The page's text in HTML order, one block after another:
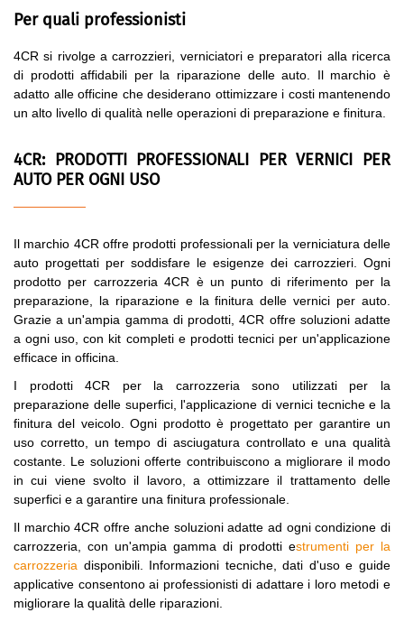
Per quali professionisti
4CR si rivolge a carrozzieri, verniciatori e preparatori alla ricerca
di prodotti affidabili per la riparazione delle auto. Il marchio è
adatto alle officine che desiderano ottimizzare i costi mantenendo
un alto livello di qualità nelle operazioni di preparazione e finitura.
4CR: PRODOTTI PROFESSIONALI PER VERNICI PER
AUTO PER OGNI USO
Il marchio 4CR offre prodotti professionali per la verniciatura delle
auto progettati per soddisfare le esigenze dei carrozzieri. Ogni
prodotto per carrozzeria 4CR è un punto di riferimento per la
preparazione, la riparazione e la finitura delle vernici per auto.
Grazie a un'ampia gamma di prodotti, 4CR offre soluzioni adatte
a ogni uso, con kit completi e prodotti tecnici per un'applicazione
efficace in officina.
I prodotti 4CR per la carrozzeria sono utilizzati per la
preparazione delle superfici, l'applicazione di vernici tecniche e la
finitura del veicolo. Ogni prodotto è progettato per garantire un
uso corretto, un tempo di asciugatura controllato e una qualità
costante. Le soluzioni offerte contribuiscono a migliorare il modo
in cui viene svolto il lavoro, a ottimizzare il trattamento delle
superfici e a garantire una finitura professionale.
Il marchio 4CR offre anche soluzioni adatte ad ogni condizione di
carrozzeria, con un'ampia gamma di prodotti estrumenti per la
carrozzeria disponibili. Informazioni tecniche, dati d'uso e guide
applicative consentono ai professionisti di adattare i loro metodi e
migliorare la qualità delle riparazioni.